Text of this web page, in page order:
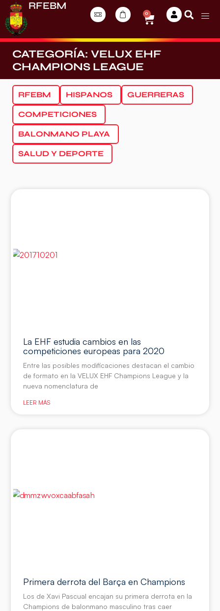
RFEBM
0
CATEGORÍA: VELUX EHF
CHAMPIONS LEAGUE
RFEBM HISPANOS GUERRERAS
COMPETICIONES
BALONMANO PLAYA
SALUD Y DEPORTE
La EHF estudia cambios en las
competiciones europeas para 2020
Entre las posibles modificaciones destacan el cambio
de formato en la VELUX EHF Champions League y la
nueva nomenclatura de
LEER MÁS
Primera derrota del Barça en Champions
Los de Xavi Pascual encajan su primera derrota en la
Champions de balonmano masculino tras caer